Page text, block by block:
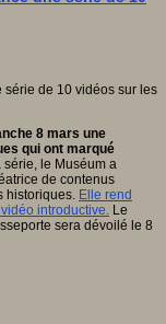
8 mars une
qui ont marqué
le Muséum a
de contenus
historiques. Elle rend
introductive. Le
sera dévoilé le 8